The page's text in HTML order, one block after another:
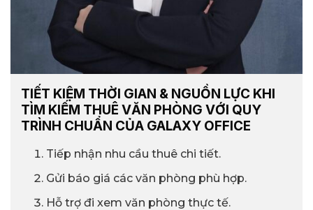
TIẾT KIỆM THỜI GIAN & NGUỒN LỰC KHI
TÌM KIẾM THUÊ VĂN PHÒNG VỚI QUY
TRÌNH CHUẨN CỦA GALAXY OFFICE
Tiếp nhận nhu cầu thuê chi tiết.
Gửi báo giá các văn phòng phù hợp.
Hỗ trợ đi xem văn phòng thực tế.